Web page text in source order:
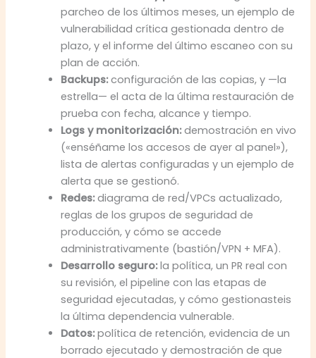
parcheo de los últimos meses, un ejemplo de
vulnerabilidad crítica gestionada dentro de
plazo, y el informe del último escaneo con su
plan de acción.
Backups:configuración de las copias, y —la
estrella— el acta de la última restauración de
prueba con fecha, alcance y tiempo.
Logs y monitorización:demostración en vivo
(«enséñame los accesos de ayer al panel»),
lista de alertas configuradas y un ejemplo de
alerta que se gestionó.
Redes:diagrama de red/VPCs actualizado,
reglas de los grupos de seguridad de
producción, y cómo se accede
administrativamente (bastión/VPN + MFA).
Desarrollo seguro:la política, un PR real con
su revisión, el pipeline con las etapas de
seguridad ejecutadas, y cómo gestionasteis
la última dependencia vulnerable.
Datos:política de retención, evidencia de un
borrado ejecutado y demostración de que